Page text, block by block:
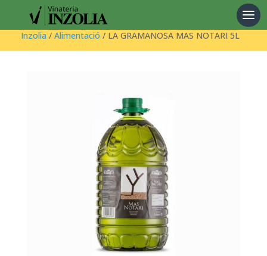
Products
search
Inzolia / Alimentació / LA GRAMANOSA MAS NOTARI 5L